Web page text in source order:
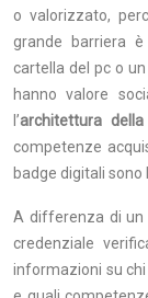
o valorizzato,
grande barriera
cartella del pc o
hanno valore
l’architettura
competenze
badge digitali
A differenza di un
credenziale
informazioni su